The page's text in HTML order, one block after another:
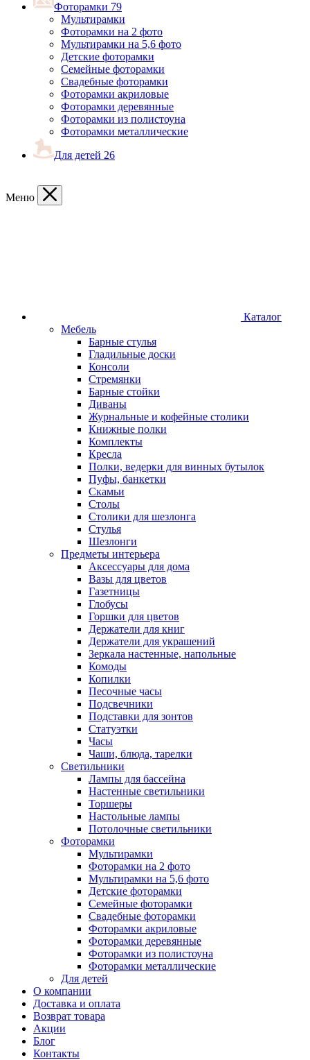
Фоторамки 79
Мультирамки
Фоторамки на 2 фото
Мультирамки на 5,6 фото
Детские фоторамки
Семейные фоторамки
Свадебные фоторамки
Фоторамки акриловые
Фоторамки деревянные
Фоторамки из полистоуна
Фоторамки металлические
Для детей 26
Меню
Каталог
Мебель
Барные стулья
Гладильные доски
Консоли
Стремянки
Барные стойки
Диваны
Журнальные и кофейные столики
Книжные полки
Комплекты
Кресла
Полки, ведерки для винных бутылок
Пуфы, банкетки
Скамьи
Столы
Столики для шезлонга
Стулья
Шезлонги
Предметы интерьера
Аксессуары для дома
Вазы для цветов
Газетницы
Глобусы
Горшки для цветов
Держатели для книг
Держатели для украшений
Зеркала настенные, напольные
Комоды
Копилки
Песочные часы
Подсвечники
Подставки для зонтов
Статуэтки
Часы
Чаши, блюда, тарелки
Светильники
Лампы для бассейна
Настенные светильники
Торшеры
Настольные лампы
Потолочные светильники
Фоторамки
Мультирамки
Фоторамки на 2 фото
Мультирамки на 5,6 фото
Детские фоторамки
Семейные фоторамки
Свадебные фоторамки
Фоторамки акриловые
Фоторамки деревянные
Фоторамки из полистоуна
Фоторамки металлические
Для детей
О компании
Доставка и оплата
Возврат товара
Акции
Блог
Контакты